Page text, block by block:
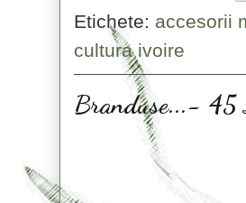
Etichete: accesorii
cultura ivoire
Branduse...-